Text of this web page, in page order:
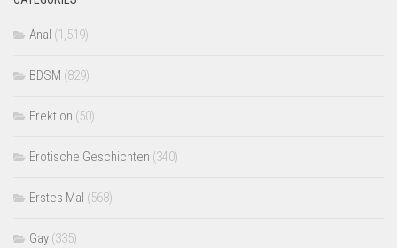
Anal (1,519)
BDSM (829)
Erektion (50)
Erotische Geschichten (340)
Erstes Mal (568)
Gay (335)